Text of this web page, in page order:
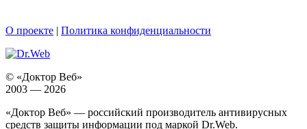
О проекте | Политика конфиденциальности
© «Доктор Веб»
2003 — 2026
«Доктор Веб» — российский производитель антивирусных
средств защиты информации под маркой Dr.Web.